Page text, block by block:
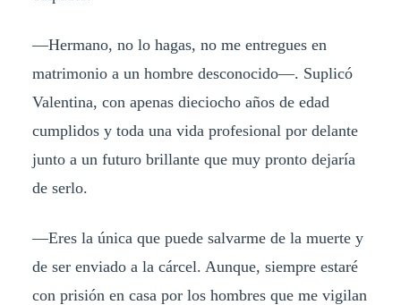
—Hermano, no lo hagas, no me entregues en
matrimonio a un hombre desconocido—. Suplicó
Valentina, con apenas dieciocho años de edad
cumplidos y toda una vida profesional por delante
junto a un futuro brillante que muy pronto dejaría
de serlo.
—Eres la única que puede salvarme de la muerte y
de ser enviado a la cárcel. Aunque, siempre estaré
con prisión en casa por los hombres que me vigilan